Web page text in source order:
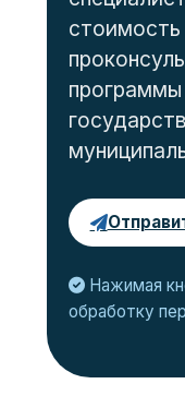
стоимость
Нажимая
обработку